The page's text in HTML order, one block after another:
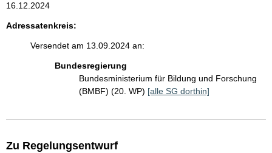
16.12.2024
Adressatenkreis:
Versendet am 13.09.2024 an:
Bundesregierung
Bundesministerium für Bildung und Forschung
(BMBF) (20. WP) [alle SG dorthin]
Zu Regelungsentwurf